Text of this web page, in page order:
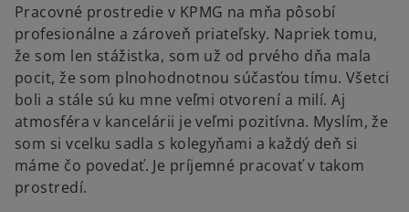
Pracovné prostredie v KPMG na mňa pôsobí
profesionálne a zároveň priateľsky. Napriek tomu,
že som len stážistka, som už od prvého dňa mala
pocit, že som plnohodnotnou súčasťou tímu. Všetci
boli a stále sú ku mne veľmi otvorení a milí. Aj
atmosféra v kancelárii je veľmi pozitívna. Myslím, že
som si vcelku sadla s kolegyňami a každý deň si
máme čo povedať. Je príjemné pracovať v takom
prostredí.